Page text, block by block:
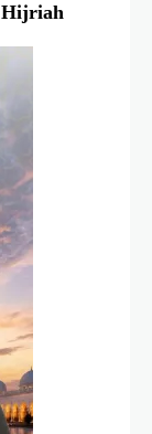
Hijriah